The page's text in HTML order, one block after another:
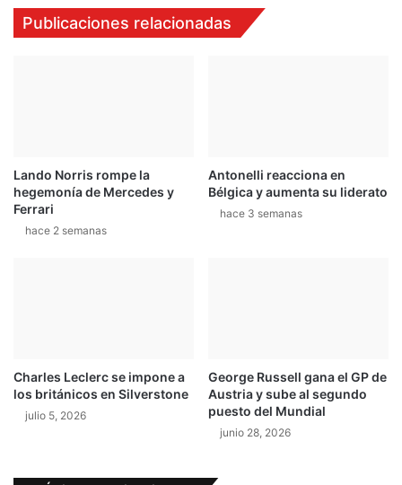
Publicaciones relacionadas
Lando Norris rompe la
hegemonía de Mercedes y
Ferrari
hace 2 semanas
Antonelli reacciona en
Bélgica y aumenta su liderato
hace 3 semanas
Charles Leclerc se impone a
los británicos en Silverstone
julio 5, 2026
George Russell gana el GP de
Austria y sube al segundo
puesto del Mundial
junio 28, 2026